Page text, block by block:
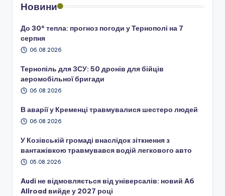
Новини
До 30° тепла: прогноз погоди у Тернополі на 7
серпня
06.08.2026
Тернопіль для ЗСУ: 50 дронів для бійців
аеромобільної бригади
06.08.2026
В аварії у Кременці травмувалися шестеро людей
06.08.2026
У Козівській громаді внаслідок зіткнення з
вантажівкою травмувався водій легкового авто
05.08.2026
Audi не відмовляється від універсалів: новий A6
Allroad вийде у 2027 році